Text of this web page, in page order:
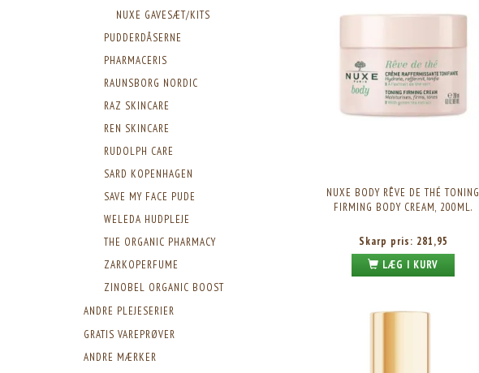
NUXE GAVESÆT/KITS
PUDDERDÅSERNE
PHARMACERIS
RAUNSBORG NORDIC
RAZ SKINCARE
REN SKINCARE
RUDOLPH CARE
SARD KOPENHAGEN
SAVE MY FACE PUDE
WELEDA HUDPLEJE
THE ORGANIC PHARMACY
ZARKOPERFUME
ZINOBEL ORGANIC BOOST
ANDRE PLEJESERIER
GRATIS VAREPRØVER
ANDRE MÆRKER
NUXE BODY RÊVE DE THÉ TONING
FIRMING BODY CREAM, 200ML.
Skarp pris: 281,95
LÆG I KURV